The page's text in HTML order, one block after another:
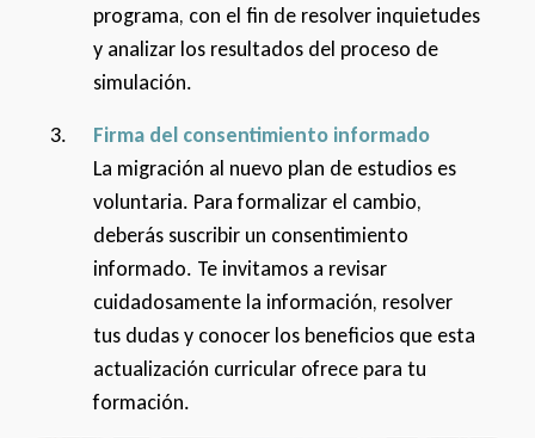
programa, con el fin de resolver inquietudes
y analizar los resultados del proceso de
simulación.
Firma del consentimiento informado
La migración al nuevo plan de estudios es
voluntaria. Para formalizar el cambio,
deberás suscribir un consentimiento
informado. Te invitamos a revisar
cuidadosamente la información, resolver
tus dudas y conocer los beneficios que esta
actualización curricular ofrece para tu
formación.